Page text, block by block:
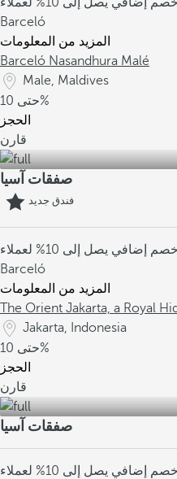
Barceló
المزيد من المعلومات
Barceló Nasandhura Malé
Male, Maldives
حتى10%
الحجز
قارن
صفقات آسيا
فندق جديد
خصم إضافي يصل إلى 10% لعملاء My
Barceló
المزيد من المعلومات
The Orient Jakarta, a Royal
Jakarta, Indonesia
حتى10%
الحجز
قارن
صفقات آسيا
خصم إضافي يصل إلى 10% لعملاء My